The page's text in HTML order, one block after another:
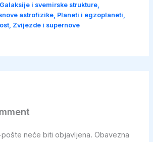
Galaksije i svemirske strukture
astrofizike Planeti i egzoplaneti
Zvijezde i supernove
neće biti objavljena. Obavezna